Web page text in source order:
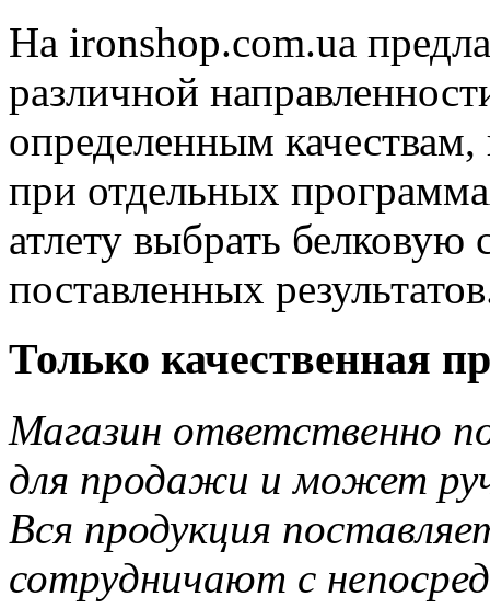
На ironshop.com.ua
различной
определенным
при отдельных
атлету выбрать
поставленных
Только качественная
Магазин ответственно
для продажи и может
Вся продукция
сотрудничают с